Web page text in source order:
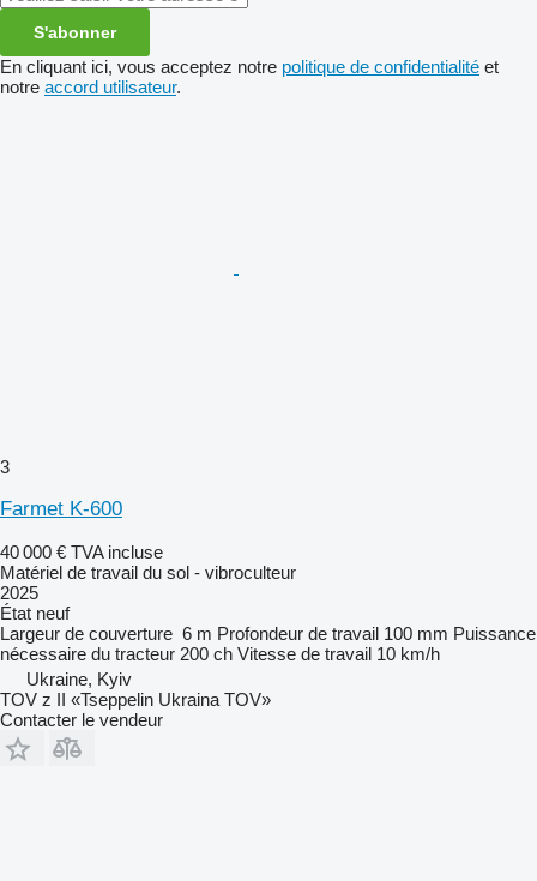
S'abonner
En cliquant ici, vous acceptez notre politique de confidentialité et
notre accord utilisateur.
3
Farmet K-600
40 000 € TVA incluse
Matériel de travail du sol - vibroculteur
2025
État neuf
Largeur de couverture 6 m Profondeur de travail 100 mm Puissance
nécessaire du tracteur 200 ch Vitesse de travail 10 km/h
Ukraine, Kyiv
TOV z II «Tseppelin Ukraina TOV»
Contacter le vendeur